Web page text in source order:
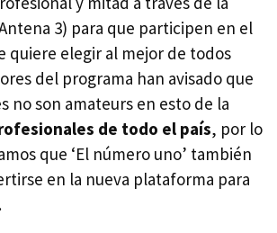
3) para que participen en el
quiere elegir al mejor de todos
del programa han avisado que
no son amateurs en esto de la
de todo el país, por lo
que ‘El número uno’ también
en la nueva plataforma para